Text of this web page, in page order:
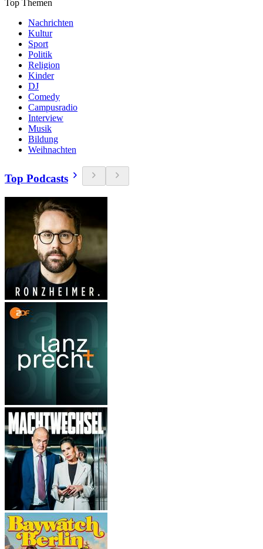
Top Themen
Nachrichten
Kultur
Sport
Politik
Religion
Kinder
DJ
Comedy
Campusradio
Interview
Musik
Bildung
Weihnachten
Top Podcasts